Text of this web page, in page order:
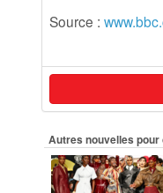
Source :
Autres nouvelles